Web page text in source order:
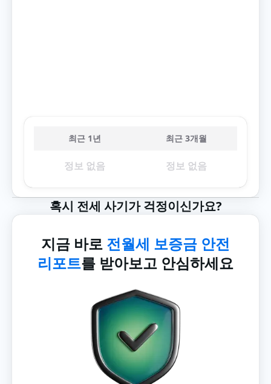
최근 1년 최근 3개월
정보 없음 정보 없음
혹시 전세 사기가 걱정이신가요?
지금 바로 전월세 보증금 안전
리포트를 받아보고 안심하세요